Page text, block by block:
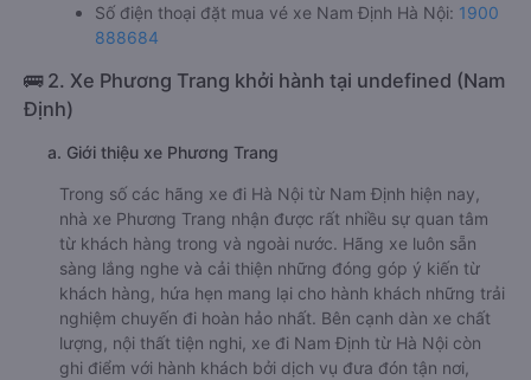
Số điện thoại đặt mua vé xe Nam Định Hà Nội: 1900
888684
🚌 2. Xe Phương Trang khởi hành tại undefined (Nam
Định)
a. Giới thiệu xe Phương Trang
Trong số các hãng xe đi Hà Nội từ Nam Định hiện nay,
nhà xe Phương Trang nhận được rất nhiều sự quan tâm
từ khách hàng trong và ngoài nước. Hãng xe luôn sẵn
sàng lắng nghe và cải thiện những đóng góp ý kiến từ
khách hàng, hứa hẹn mang lại cho hành khách những trải
nghiệm chuyến đi hoàn hảo nhất. Bên cạnh dàn xe chất
lượng, nội thất tiện nghi, xe đi Nam Định từ Hà Nội còn
ghi điểm với hành khách bởi dịch vụ đưa đón tận nơi,